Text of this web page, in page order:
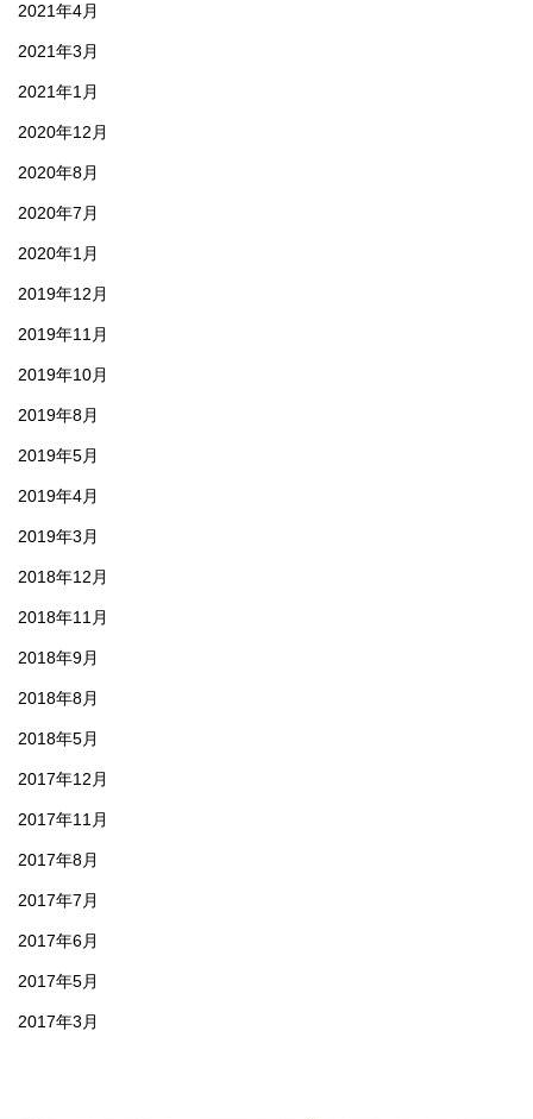
2021年4月
2021年3月
2021年1月
2020年12月
2020年8月
2020年7月
2020年1月
2019年12月
2019年11月
2019年10月
2019年8月
2019年5月
2019年4月
2019年3月
2018年12月
2018年11月
2018年9月
2018年8月
2018年5月
2017年12月
2017年11月
2017年8月
2017年7月
2017年6月
2017年5月
2017年3月